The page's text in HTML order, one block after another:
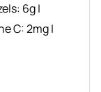
6g|
C:2mg|